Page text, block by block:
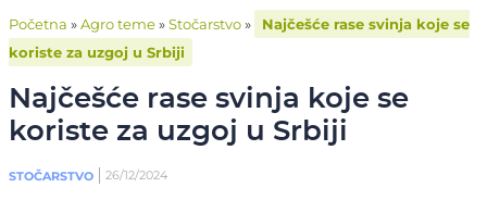
Početna »Agro teme»Stočarstvo»
Najčešće rase svinja koje se
koriste za uzgoj u Srbiji
Najčešće rase svinja koje se
koriste za uzgoj u Srbiji
STOČARSTVO 26/12/2024